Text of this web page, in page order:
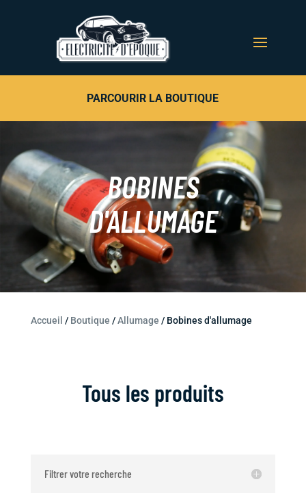
PARCOURIR LA BOUTIQUE
BOBINES
D'ALLUMAGE
Accueil / Boutique /Allumage / Bobines d'allumage
Tous les produits
Filtrer votre recherche